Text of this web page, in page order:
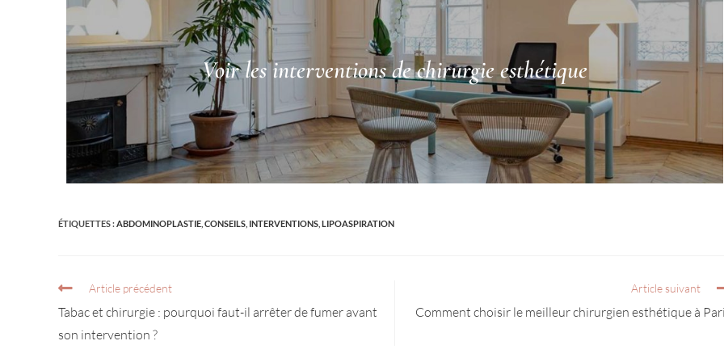
Voir les interventions de chirurgie esthétique
ÉTIQUETTES :ABDOMINOPLASTIE CONSEILS INTERVENTIONS LIPOASPIRATION
Article précédent
Tabac et chirurgie : pourquoi faut-il arrêter de fumer avant
son intervention ?
Article suivant
Comment choisir le meilleur chirurgien esthétique à